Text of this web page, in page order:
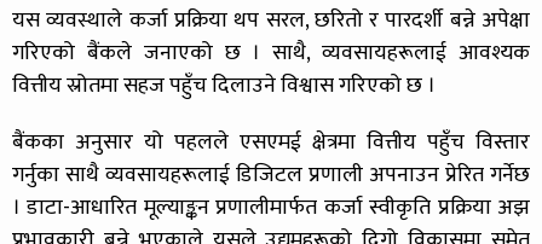
यस व्यवस्थाले कर्जा प्रक्रिया थप सरल, छरितो र पारदर्शी बन्ने अपेक्षा
गरिएको बैंकले जनाएको छ । साथै, व्यवसायहरूलाई आवश्यक
वित्तीय स्रोतमा सहज पहुँच दिलाउने विश्वास गरिएको छ ।
बैंकका अनुसार यो पहलले एसएमई क्षेत्रमा वित्तीय पहुँच विस्तार
गर्नुका साथै व्यवसायहरूलाई डिजिटल प्रणाली अपनाउन प्रेरित गर्नेछ
। डाटा-आधारित मूल्याङ्कन प्रणालीमार्फत कर्जा स्वीकृति प्रक्रिया अझ